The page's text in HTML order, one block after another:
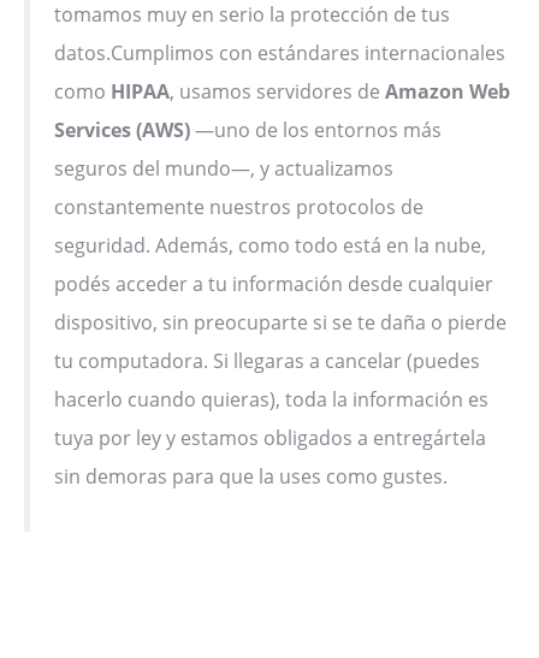
tomamos muy en serio la protección de tus
datos.Cumplimos con estándares internacionales
como HIPAA, usamos servidores de Amazon Web
Services (AWS)—uno de los entornos más
seguros del mundo—, y actualizamos
constantemente nuestros protocolos de
seguridad. Además, como todo está en la nube,
podés acceder a tu información desde cualquier
dispositivo, sin preocuparte si se te daña o pierde
tu computadora. Si llegaras a cancelar (puedes
hacerlo cuando quieras), toda la información es
tuya por ley y estamos obligados a entregártela
sin demoras para que la uses como gustes.